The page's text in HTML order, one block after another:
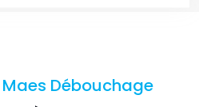
Maes Débouchage